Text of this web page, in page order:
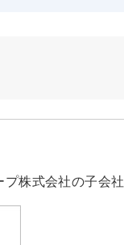
株式会社の子会社